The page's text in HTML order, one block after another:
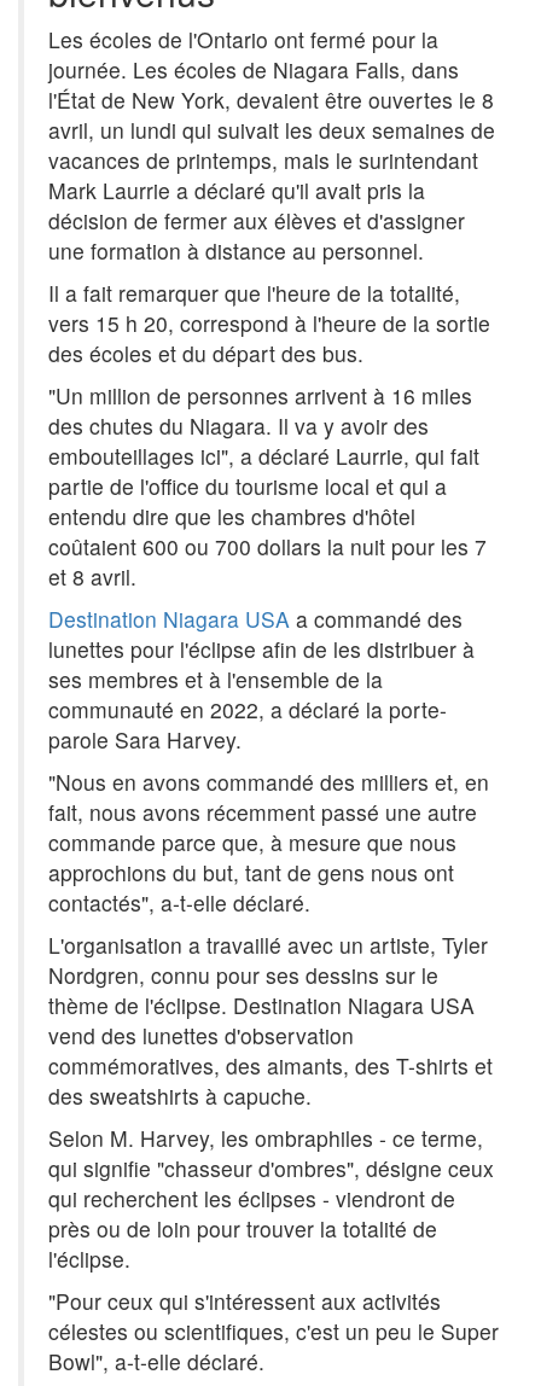
Les écoles de l'Ontario ont fermé pour la
journée. Les écoles de Niagara Falls, dans
l'État de New York, devaient être ouvertes le 8
avril, un lundi qui suivait les deux semaines de
vacances de printemps, mais le surintendant
Mark Laurrie a déclaré qu'il avait pris la
décision de fermer aux élèves et d'assigner
une formation à distance au personnel.
Il a fait remarquer que l'heure de la totalité,
vers 15 h 20, correspond à l'heure de la sortie
des écoles et du départ des bus.
"Un million de personnes arrivent à 16 miles
des chutes du Niagara. Il va y avoir des
embouteillages ici", a déclaré Laurrie, qui fait
partie de l'office du tourisme local et qui a
entendu dire que les chambres d'hôtel
coûtaient 600 ou 700 dollars la nuit pour les 7
et 8 avril.
Destination Niagara USA a commandé des
lunettes pour l'éclipse afin de les distribuer à
ses membres et à l'ensemble de la
communauté en 2022, a déclaré la porte-
parole Sara Harvey.
"Nous en avons commandé des milliers et, en
fait, nous avons récemment passé une autre
commande parce que, à mesure que nous
approchions du but, tant de gens nous ont
contactés", a-t-elle déclaré.
L'organisation a travaillé avec un artiste, Tyler
Nordgren, connu pour ses dessins sur le
thème de l'éclipse. Destination Niagara USA
vend des lunettes d'observation
commémoratives, des aimants, des T-shirts et
des sweatshirts à capuche.
Selon M. Harvey, les ombraphiles - ce terme,
qui signifie "chasseur d'ombres", désigne ceux
qui recherchent les éclipses - viendront de
près ou de loin pour trouver la totalité de
l'éclipse.
"Pour ceux qui s'intéressent aux activités
célestes ou scientifiques, c'est un peu le Super
Bowl", a-t-elle déclaré.